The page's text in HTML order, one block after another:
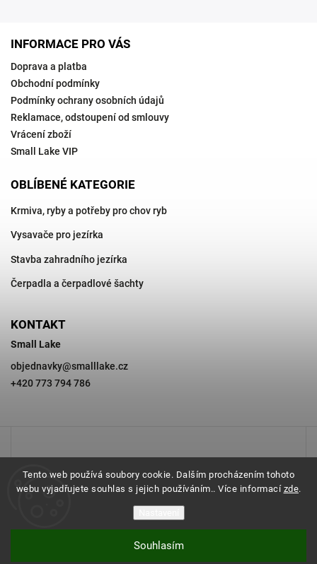
Tento web používá soubory cookie. Dalším procházením tohoto
webu vyjadřujete souhlas s jejich používáním.. Více informací zde.
Souhlasím
INFORMACE PRO VÁS
Doprava a platba
Obchodní podmínky
Podmínky ochrany osobních údajů
Reklamace, odstoupení od smlouvy
Vrácení zboží
Small Lake VIP
OBLÍBENÉ KATEGORIE
Krmiva, ryby a potřeby pro chov ryb
Vysavače pro jezírka
Stavba zahradního jezírka
Čerpadla a čerpadlové šachty
KONTAKT
Small Lake
objednavky@smalllake.cz
+420 773 794 786